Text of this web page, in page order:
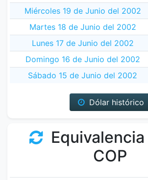
Miércoles 19 de Junio del 2002
Martes 18 de Junio del 2002
Lunes 17 de Junio del 2002
Domingo 16 de Junio del 2002
Sábado 15 de Junio del 2002
Dólar histórico
Equivalencia
COP